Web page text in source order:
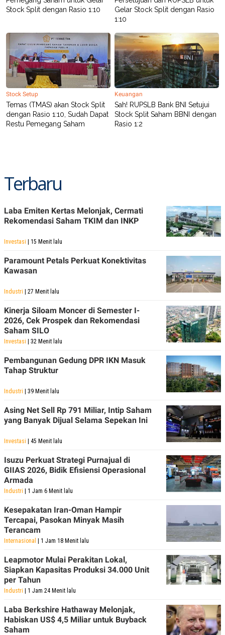
E
R
A
T
I
S
I
N
G
K
G
M
D
SITEMAPPROFILETERM
PEDOMAN
SIBER
PRIVACY
Stock Split dengan Rasio 1:10
Gelar Stock Split dengan Rasio
1:10
Stock Setup
Temas (TMAS) akan Stock Split
dengan Rasio 1:10, Sudah Dapat
Restu Pemegang Saham
Keuangan
Sah! RUPSLB Bank BNI Setujui
Stock Split Saham BBNI dengan
Rasio 1:2
Terbaru
Laba Emiten Kertas Melonjak, Cermati
Rekomendasi Saham TKIM dan INKP
Investasi | 15 Menit lalu
Paramount Petals Perkuat Konektivitas
Kawasan
Industri | 27 Menit lalu
Kinerja Siloam Moncer di Semester I-
2026, Cek Prospek dan Rekomendasi
Saham SILO
Investasi | 32 Menit lalu
Pembangunan Gedung DPR IKN Masuk
Tahap Struktur
Industri | 39 Menit lalu
Asing Net Sell Rp 791 Miliar, Intip Saham
yang Banyak Dijual Selama Sepekan Ini
Investasi | 45 Menit lalu
Isuzu Perkuat Strategi Purnajual di
GIIAS 2026, Bidik Efisiensi Operasional
Armada
Industri | 1 Jam 6 Menit lalu
Kesepakatan Iran-Oman Hampir
Tercapai, Pasokan Minyak Masih
Terancam
Internasional | 1 Jam 18 Menit lalu
Leapmotor Mulai Perakitan Lokal,
Siapkan Kapasitas Produksi 34.000 Unit
per Tahun
Industri | 1 Jam 24 Menit lalu
Laba Berkshire Hathaway Melonjak,
Habiskan US$ 4,5 Miliar untuk Buyback
Saham